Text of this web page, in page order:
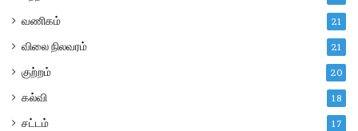
வணிகம் 21
விலை நிலவரம் 21
குற்றம் 20
கல்வி 18
சட்டம் 17